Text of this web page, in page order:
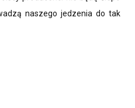
naszego jedzenia do tak